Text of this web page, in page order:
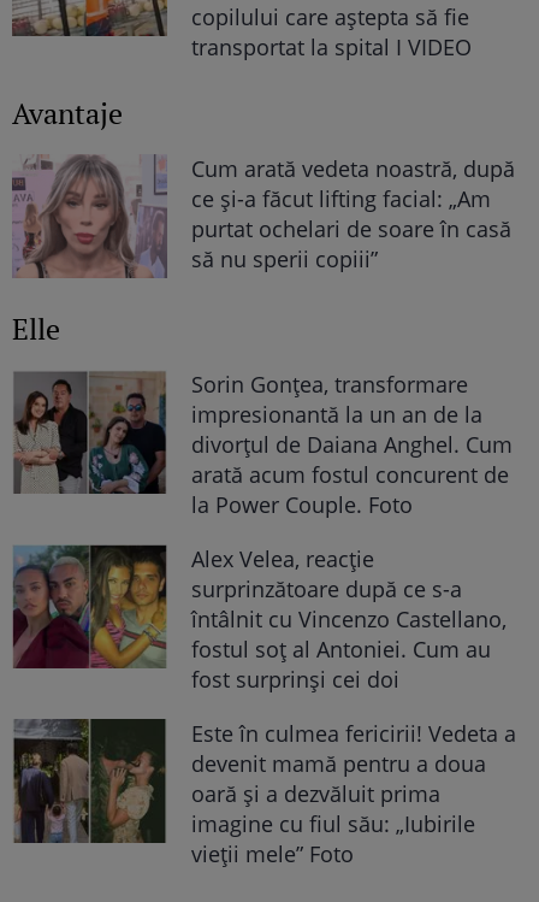
copilului care aștepta să fie
transportat la spital I VIDEO
Avantaje
Cum arată vedeta noastră, după
ce și-a făcut lifting facial: „Am
purtat ochelari de soare în casă
să nu sperii copiii”
Elle
Sorin Gonțea, transformare
impresionantă la un an de la
divorțul de Daiana Anghel. Cum
arată acum fostul concurent de
la Power Couple. Foto
Alex Velea, reacție
surprinzătoare după ce s-a
întâlnit cu Vincenzo Castellano,
fostul soț al Antoniei. Cum au
fost surprinși cei doi
Este în culmea fericirii! Vedeta a
devenit mamă pentru a doua
oară și a dezvăluit prima
imagine cu fiul său: „Iubirile
vieții mele” Foto